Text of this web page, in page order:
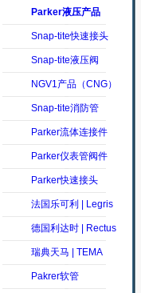
Parker液压产品
Snap-tite快速接头
Snap-tite液压阀
NGV1产品（CNG）
Snap-tite消防管
Parker流体连接件
Parker仪表管阀件
Parker快速接头
法国乐可利 | Legris
德国利达时 | Rectus
瑞典天马 | TEMA
Pakrer软管